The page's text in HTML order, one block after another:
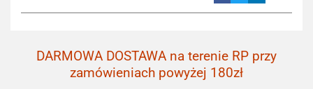
DARMOWA DOSTAWA na terenie RP przy
zamówieniach powyżej 180zł